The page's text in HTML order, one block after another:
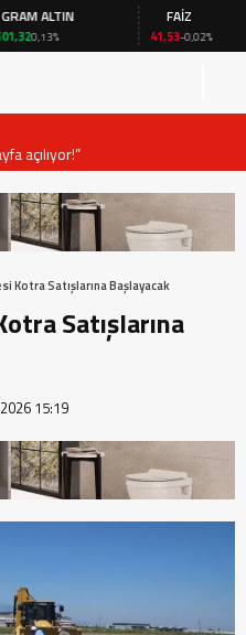
ALTIN FAİZ
41,53 -0,02%
açılıyor!”
Kotra Satışlarına Başlayacak
Satışlarına
15:19